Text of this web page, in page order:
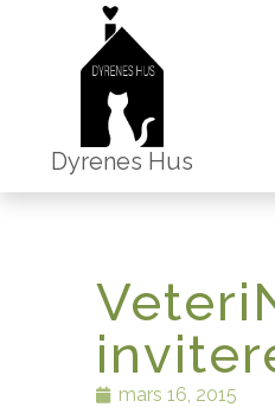
Dyrenes Hus
mars 16, 2015